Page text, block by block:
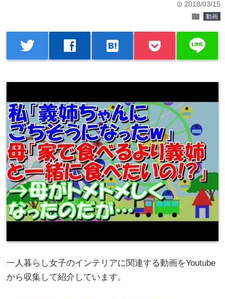
time 2018/03/15
folder 動画
twitter facebook hatenabookmark line
一人暮らし女子のインテリアに関連する動画をYoutube
から収集して紹介しています。